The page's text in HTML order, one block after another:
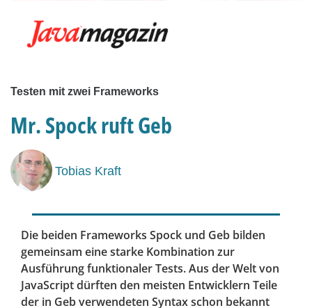
Testen mit zwei Frameworks
Mr. Spock ruft Geb
Tobias Kraft
Die beiden Frameworks Spock und Geb bilden
gemeinsam eine starke Kombination zur
Ausführung funktionaler Tests. Aus der Welt von
JavaScript dürften den meisten Entwicklern Teile
der in Geb verwendeten Syntax schon bekannt